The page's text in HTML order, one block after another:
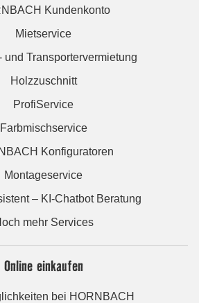
Kundenkonto
Mietservice
und Transportervermietung
Holzzuschnitt
ProfiService
Farbmischservice
Konfiguratoren
Montageservice
– KI-Chatbot Beratung
mehr Services
Online einkaufen
bei HORNBACH